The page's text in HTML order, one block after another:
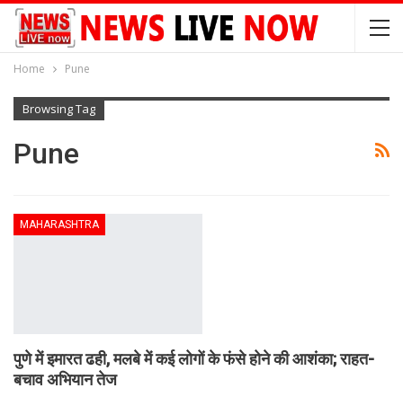
Home Pune
Browsing Tag
Pune
MAHARASHTRA
पुणे में इमारत ढही, मलबे में कई लोगों के फंसे होने की आशंका; राहत-
बचाव अभियान तेज